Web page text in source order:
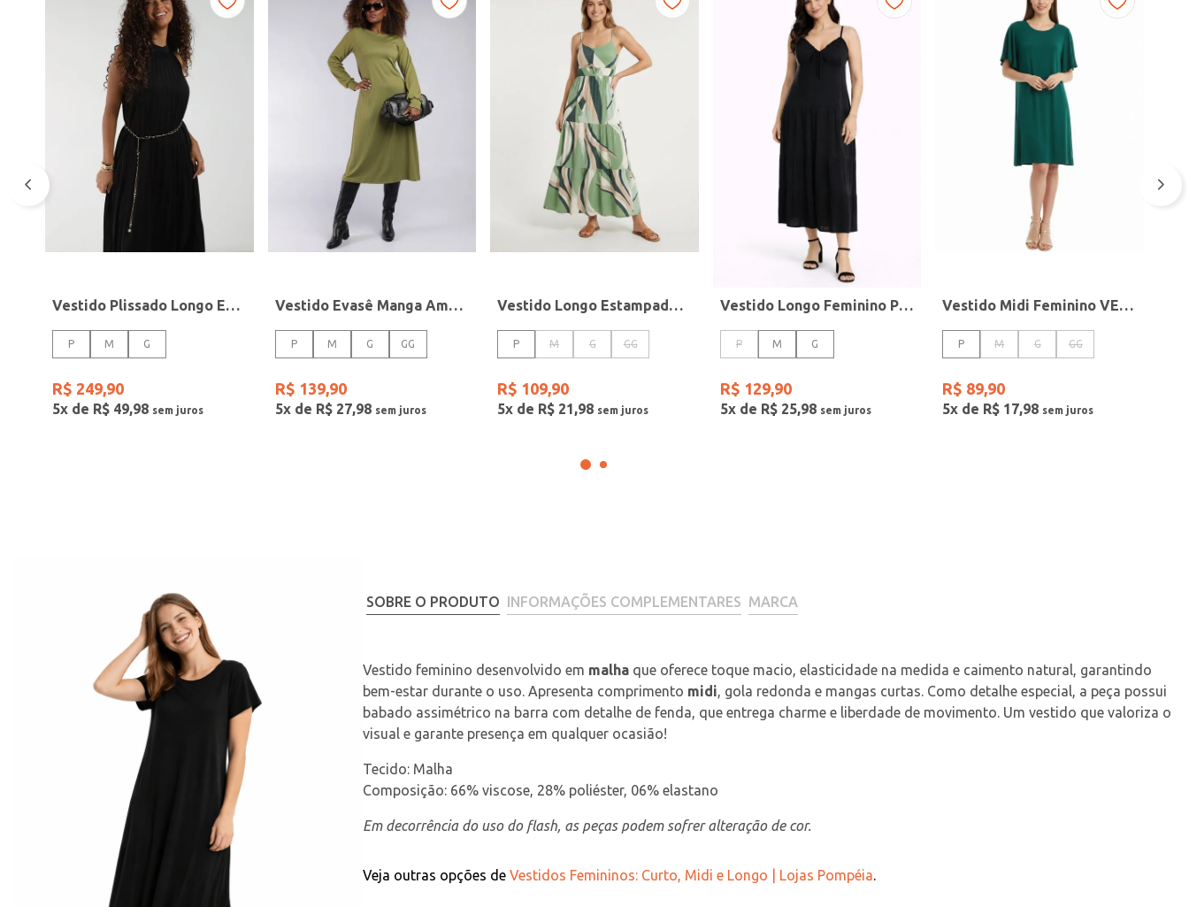
Vestido Plissado Longo Eagle Rock Feminino PRETO
P M G
R$ 249,90
5x de R$ 49,98
Vestido Evasê Manga Ampla Autentique Feminino VERDE
P M G GG
R$ 139,90
5x de R$ 27,98
Vestido Longo Estampado Autentique Feminino VERDE
P M G GG
R$ 109,90
5x de R$ 21,98
Vestido Longo Feminino PRETO
P M G
R$ 129,90
5x de R$ 25,98
Vestido Midi Feminino VERDE
P M G GG
R$ 89,90
5x de R$ 17,98
SOBRE O PRODUTO INFORMAÇÕES COMPLEMENTARES MARCA
Vestido feminino desenvolvido em malha que oferece toque macio, elasticidade na medida e caimento natural, garantindo
bem-estar durante o uso. Apresenta comprimento midi, gola redonda e mangas curtas. Como detalhe especial, a peça possui
babado assimétrico na barra com detalhe de fenda, que entrega charme e liberdade de movimento. Um vestido que valoriza o
visual e garante presença em qualquer ocasião!
Tecido: Malha
Composição: 66% viscose, 28% poliéster, 06% elastano
Em decorrência do uso do flash, as peças podem sofrer alteração de cor.
Veja outras opções de Vestidos Femininos: Curto, Midi e Longo | Lojas Pompéia.